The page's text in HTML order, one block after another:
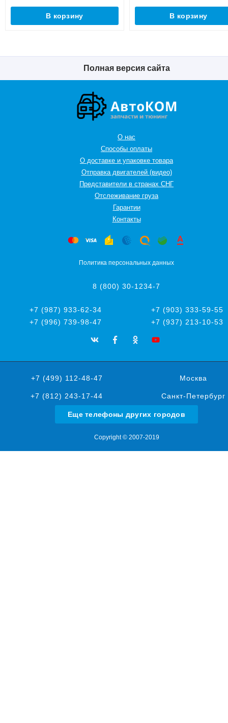
В корзину В корзину
Полная версия сайта
О нас
Способы оплаты
О доставке и упаковке товара
Отправка двигателей (видео)
Представители в странах СНГ
Oтслеживание груза
Гарантии
Контакты
Политика персональных данных
8 (800) 30-1234-7
+7 (987) 933-62-34
+7 (903) 333-59-55
+7 (996) 739-98-47
+7 (937) 213-10-53
+7 (499) 112-48-47 Москва
+7 (812) 243-17-44 Санкт-Петербург
Еще телефоны других городов
Copyright © 2007-2019